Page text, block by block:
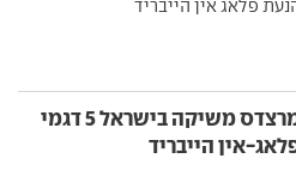
פלאג אין הייבריד
מרצדס משיקה בישראל 5 דגמי
אין הייבריד